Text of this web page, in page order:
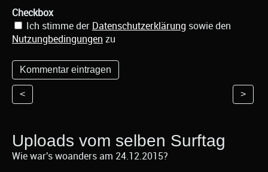
Checkbox
Ich stimme der Datenschutzerklärung sowie den
Nutzungbedingungen zu
< >
Uploads vom selben Surftag
Wie war's woanders am 24.12.2015?